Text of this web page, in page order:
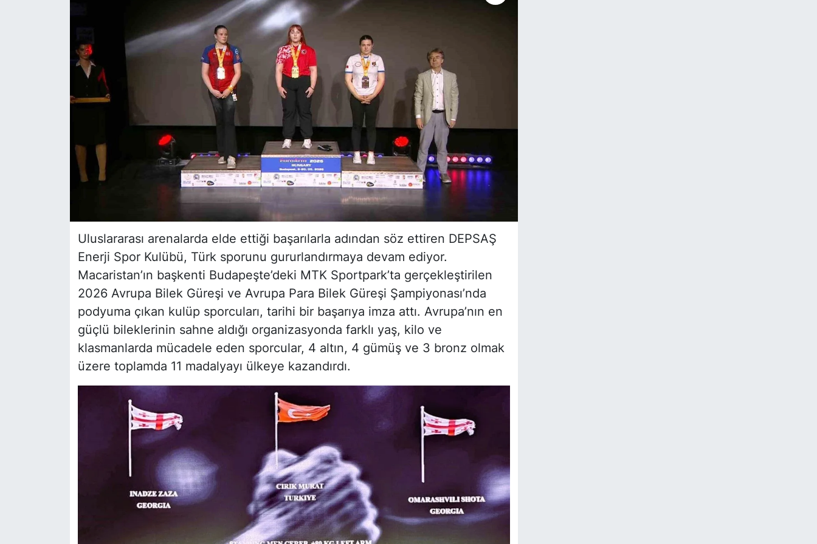
Uluslararası arenalarda elde ettiği başarılarla adından söz ettiren DEPSAŞ
Enerji Spor Kulübü, Türk sporunu gururlandırmaya devam ediyor.
Macaristan’ın başkenti Budapeşte’deki MTK Sportpark’ta gerçekleştirilen
2026 Avrupa Bilek Güreşi ve Avrupa Para Bilek Güreşi Şampiyonası’nda
podyuma çıkan kulüp sporcuları, tarihi bir başarıya imza attı. Avrupa’nın en
güçlü bileklerinin sahne aldığı organizasyonda farklı yaş, kilo ve
klasmanlarda mücadele eden sporcular, 4 altın, 4 gümüş ve 3 bronz olmak
üzere toplamda 11 madalyayı ülkeye kazandırdı.
YEREL HABER
Haberde insan